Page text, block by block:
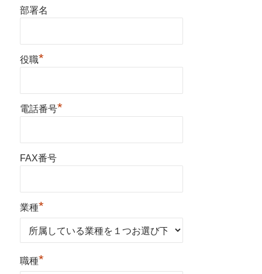
部署名
役職*
電話番号*
FAX番号
業種*
職種*